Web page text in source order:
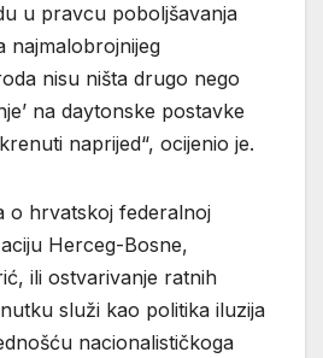
u pravcu poboljšavanja
najmalobrojnijeg
nisu ništa drugo nego
na daytonske postavke
naprijed“, ocijenio je.
o hrvatskoj federalnoj
Herceg-Bosne,
ili ostvarivanje ratnih
služi kao politika iluzija
nacionalističkoga